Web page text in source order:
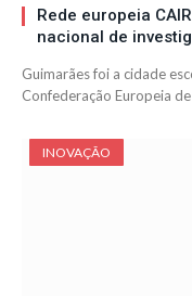
Rede europeia
nacional de
Guimarães foi a cidade
Confederação Europeia
INOVAÇÃO